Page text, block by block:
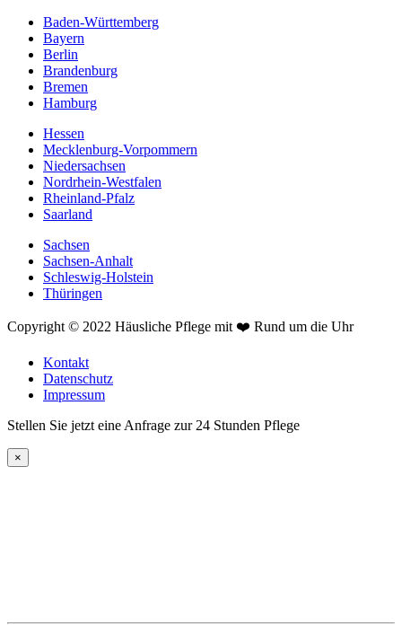
Baden-Württemberg
Bayern
Berlin
Brandenburg
Bremen
Hamburg
Hessen
Mecklenburg-Vorpommern
Niedersachsen
Nordrhein-Westfalen
Rheinland-Pfalz
Saarland
Sachsen
Sachsen-Anhalt
Schleswig-Holstein
Thüringen
Copyright © 2022 Häusliche Pflege mit ❤️ Rund um die Uhr
Kontakt
Datenschutz
Impressum
Stellen Sie jetzt eine Anfrage zur 24 Stunden Pflege
×